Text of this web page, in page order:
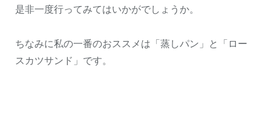
是非一度行ってみてはいかがでしょうか。
ちなみに私の一番のおススメは「蒸しパン」と「ロー
スカツサンド」です。